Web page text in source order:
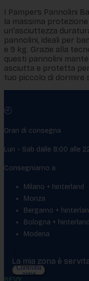
I Pampers Pannolini
la massima
un'asciuttezza
pannolini, ideali per
e 9 kg. Grazie alla
questi pannolini
asciutta e protetta
tuo piccolo di dormire
🕘
Orari di consegna
Lun - Sab dalle 8:00 alle
Consegniamo a
Milano + hinterland
Monza
Bergamo +
Bologna + hinterland
Modena
La mia zona è
Controlla
zona